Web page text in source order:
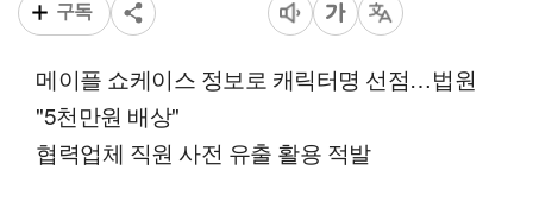
구독
메이플 쇼케이스 정보로 캐릭터명 선점…법원
"5천만원 배상"
협력업체 직원 사전 유출 활용 적발